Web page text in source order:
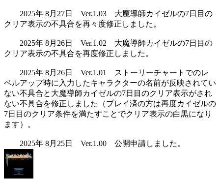
2025年 8月27日 Ver.1.03 大魔導師カイゼルの7日目の
クリア表示の不具合を再々度修正しました。
2025年 8月26日 Ver.1.02 大魔導師カイゼルの7日目の
クリア表示の不具合を再度修正しました。
2025年 8月26日 Ver.1.01 ストーリーチャートでのレ
ベルアップ時に入力したキャラクターの名前が反映されてい
ない不具合と大魔導師カイゼルの7日目のクリア表示がされ
ない不具合を修正しました（プレイ済の方は再度カイゼルの
7日目のクリア条件を満たすことでクリア表示の白黒になり
ます）。
2025年 8月25日 Ver.1.00 公開申請しました。